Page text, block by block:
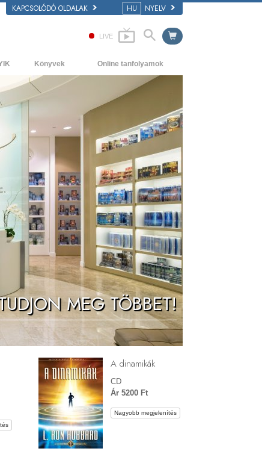
KAPCSOLÓDÓ OLDALAK HU NYELV
LIVE
és alapelvek
egy egyházban
szervezetek
Könyvek
Kezdőkönyvek
Bevezető előadások
Filmek
Online tanfolyamok
Hogyan oldjunk meg konfliktusokat?
A létezés dinamikái
A megértés összetevői
Megoldások a veszélyes környezetre
Asszisztok betegségekre és
sérülésekre
Tisztesség és becsület
Házasság
Az érzelmi Tónusskála
Megoldások a drogokra
Gyerekek
Eszközök a munkahelyen
Az etika és az állapotok
Az elnyomás oka
Kivizsgálások
A szervezés alapjai
A public relations alapjai
MEG TÖBBET!
A dinamikák
CD
Ár 5200 Ft
Nagyobb megjelenítés